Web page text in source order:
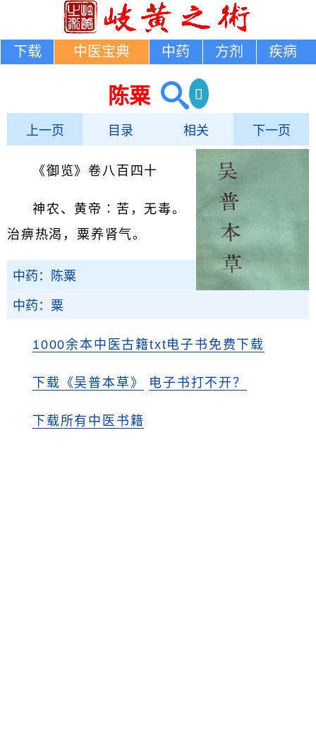
下载 中医宝典 中药 方剂 疾病
陈粟
上一页 目录 相关 下一页
《御览》卷八百四十
神农、黄帝∶苦，无毒。
治痹热渴，粟养肾气。
中药：陈粟
中药：粟
1000余本中医古籍txt电子书免费下载
下载《吴普本草》 电子书打不开？
下载所有中医书籍